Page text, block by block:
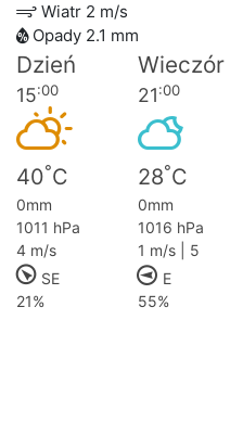
Wiatr 2 m/s
Opady 2.1 mm
Dzień Wieczór
15:00 21:00
40°C 28°C
0mm
0mm
1011 hPa
1016 hPa
4 m/s
1 m/s | 5
SE
E
21% 55%